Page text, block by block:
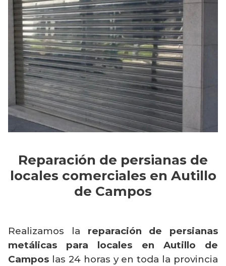
Reparación de persianas de
locales comerciales en Autillo
de Campos
Realizamos la reparación de persianas
metálicas para locales en Autillo de
Campos las 24 horas y en toda la provincia